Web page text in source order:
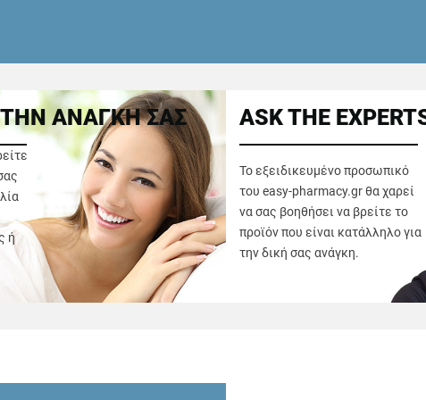
ΑΝΑΓΚΗ ΣΑΣ
ή
ASK THE
Το εξειδικευμένο προσωπικό
του easy-pharmacy.gr θα χαρεί
να σας βοηθήσει να βρείτε το
προϊόν που είναι κατάλληλο για
την δική σας ανάγκη.